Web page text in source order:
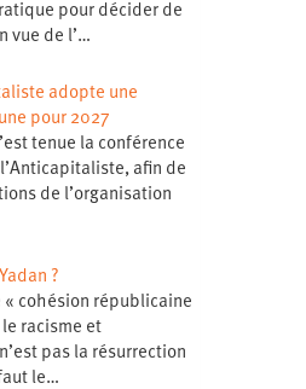
pour décider de
vue de l’…
adopte une
pour 2027
tenue la conférence
afin de
de l’organisation
?
« cohésion républicaine
racisme et
pas la résurrection
le…